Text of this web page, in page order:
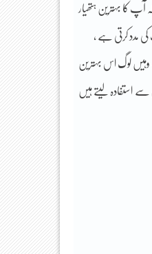
آپ کا بہترین ہتھیار
مدد کرتی ہے ،
وہیں لوگ اس بہترین
استفادہ لیتے ہیں